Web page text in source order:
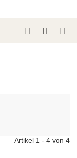
Artikel 1 - 4 von 4